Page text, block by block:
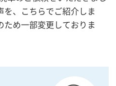
、こちらでご紹介しま
め一部変更しておりま